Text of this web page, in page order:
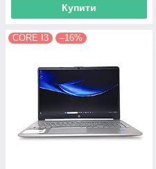
Купити
CORE I3 –16%